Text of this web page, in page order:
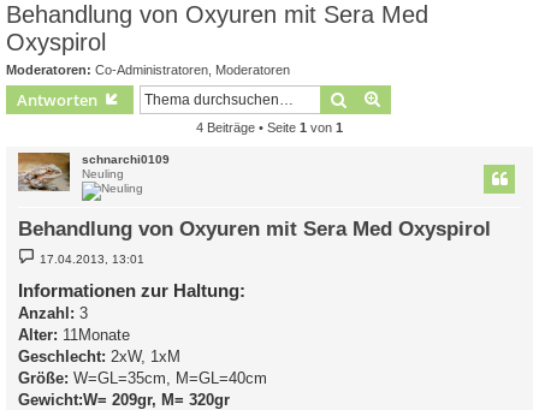
Behandlung von Oxyuren mit Sera Med
Oxyspirol
Moderatoren: Co-Administratoren Moderatoren
Antworten Suche
4 Beiträge • Seite 1 von 1
schnarchi0109
Neuling
Behandlung von Oxyuren mit Sera Med Oxyspirol
B
e
i
t
r
g
17.04.2013, 13:01
Informationen zur Haltung:
Anzahl: 3
Alter: 11Monate
Geschlecht: 2xW, 1xM
Größe: W=GL=35cm, M=GL=40cm
Gewicht:W= 209gr, M= 320gr